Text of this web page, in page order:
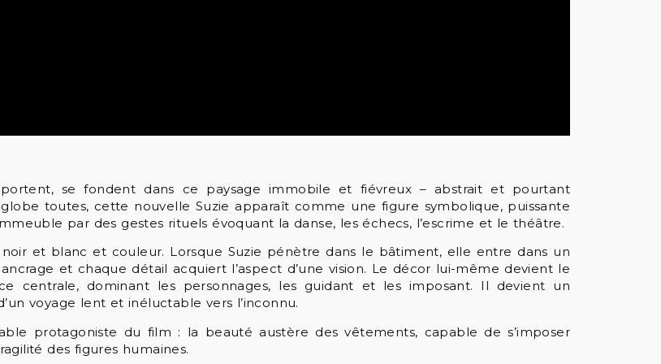
se fondent dans ce paysage immobile et fiévreux – abstrait et pourtant
toutes, cette nouvelle Suzie apparaît comme une figure symbolique, puissante
par des gestes rituels évoquant la danse, les échecs, l’escrime et le théâtre.
et blanc et couleur. Lorsque Suzie pénètre dans le bâtiment, elle entre dans un
et chaque détail acquiert l’aspect d’une vision. Le décor lui-même devient le
centrale, dominant les personnages, les guidant et les imposant. Il devient un
voyage lent et inéluctable vers l’inconnu.
protagoniste du film : la beauté austère des vêtements, capable de s’imposer
des figures humaines.